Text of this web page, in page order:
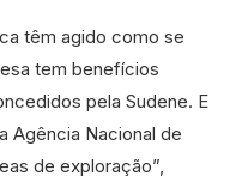
têm agido como se
tem benefícios
pela Sudene. E
Agência Nacional de
de exploração”,